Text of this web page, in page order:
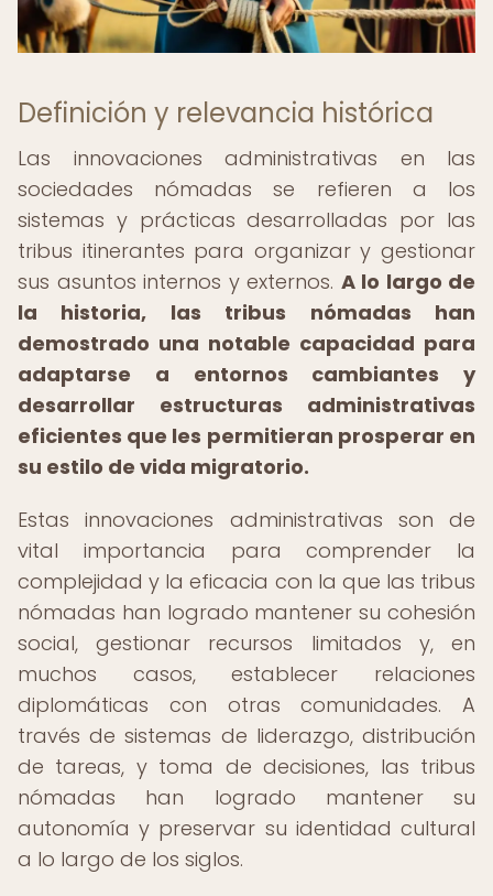
Definición y relevancia histórica
Las innovaciones administrativas en las
sociedades nómadas se refieren a los
sistemas y prácticas desarrolladas por las
tribus itinerantes para organizar y gestionar
sus asuntos internos y externos. A lo largo de
la historia, las tribus nómadas han
demostrado una notable capacidad para
adaptarse a entornos cambiantes y
desarrollar estructuras administrativas
eficientes que les permitieran prosperar en
su estilo de vida migratorio.
Estas innovaciones administrativas son de
vital importancia para comprender la
complejidad y la eficacia con la que las tribus
nómadas han logrado mantener su cohesión
social, gestionar recursos limitados y, en
muchos casos, establecer relaciones
diplomáticas con otras comunidades. A
través de sistemas de liderazgo, distribución
de tareas, y toma de decisiones, las tribus
nómadas han logrado mantener su
autonomía y preservar su identidad cultural
a lo largo de los siglos.